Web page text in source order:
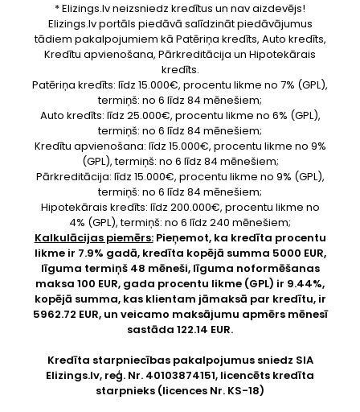
* Elizings.lv neizsniedz kredītus un nav aizdevējs!
Elizings.lv portāls piedāvā salīdzināt piedāvājumus
tādiem pakalpojumiem kā Patēriņa kredīts, Auto kredīts,
Kredītu apvienošana, Pārkreditācija un Hipotekārais
kredīts.
Patēriņa kredīts: līdz 15.000€, procentu likme no 7% (GPL),
termiņš: no 6 līdz 84 mēnešiem;
Auto kredīts: līdz 25.000€, procentu likme no 6% (GPL),
termiņš: no 6 līdz 84 mēnešiem;
Kredītu apvienošana: līdz 15.000€, procentu likme no 9%
(GPL), termiņš: no 6 līdz 84 mēnešiem;
Pārkreditācija: līdz 15.000€, procentu likme no 9% (GPL),
termiņš: no 6 līdz 84 mēnešiem;
Hipotekārais kredīts: līdz 200.000€, procentu likme no
4% (GPL), termiņš: no 6 līdz 240 mēnešiem;
Kalkulācijas piemērs:Pieņemot, ka kredīta procentu
likme ir 7.9% gadā, kredīta kopējā summa 5000 EUR,
līguma termiņš 48 mēneši, līguma noformēšanas
maksa 100 EUR, gada procentu likme (GPL) ir 9.44%,
kopējā summa, kas klientam jāmaksā par kredītu, ir
5962.72 EUR, un veicamo maksājumu apmērs mēnesī
sastāda 122.14 EUR.
Kredīta starpniecības pakalpojumus sniedz SIA
Elizings.lv, reģ. Nr. 40103874151, licencēts kredīta
starpnieks (licences Nr. KS-18)